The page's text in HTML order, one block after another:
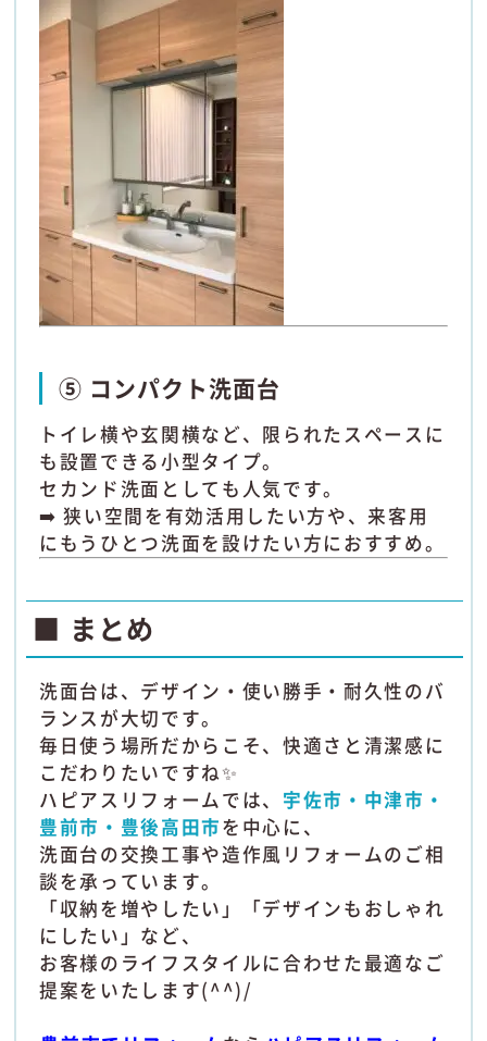
⑤ コンパクト洗面台
トイレ横や玄関横など、限られたスペースに
も設置できる小型タイプ。
セカンド洗面としても人気です。
➡️ 狭い空間を有効活用したい方や、来客用
にもうひとつ洗面を設けたい方におすすめ。
■ まとめ
洗面台は、デザイン・使い勝手・耐久性のバ
ランスが大切です。
毎日使う場所だからこそ、快適さと清潔感に
こだわりたいですね✨
ハピアスリフォームでは、 宇佐市・中津市・
豊前市・豊後高田市を中心に、
洗面台の交換工事や造作風リフォームのご相
談を承っています。
「収納を増やしたい」「デザインもおしゃれ
にしたい」など、
お客様のライフスタイルに合わせた最適なご
提案をいたします(^^)/